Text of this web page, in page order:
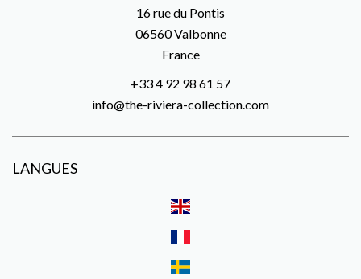
16 rue du Pontis
06560Valbonne
France
+33 4 92 98 61 57
info@the-riviera-collection.com
LANGUES